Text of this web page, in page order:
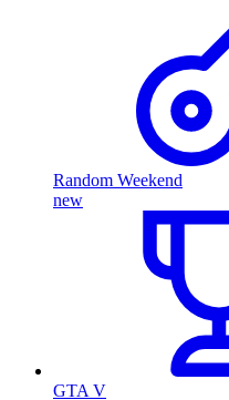
Random Weekend
new
GTA V